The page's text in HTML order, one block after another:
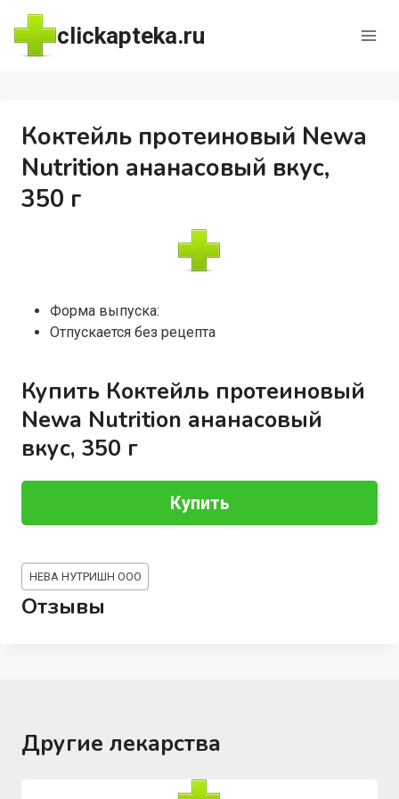
Перейти
содержимому
clickapteka.ru
Коктейль протеиновый Newa
Nutrition ананасовый вкус,
350 г
Форма выпуска:
Отпускается без рецепта
Купить Коктейль протеиновый
Newa Nutrition ананасовый
вкус, 350 г
Купить
Метки
записи:
НЕВА НУТРИШН ООО
Отзывы
Другие лекарства